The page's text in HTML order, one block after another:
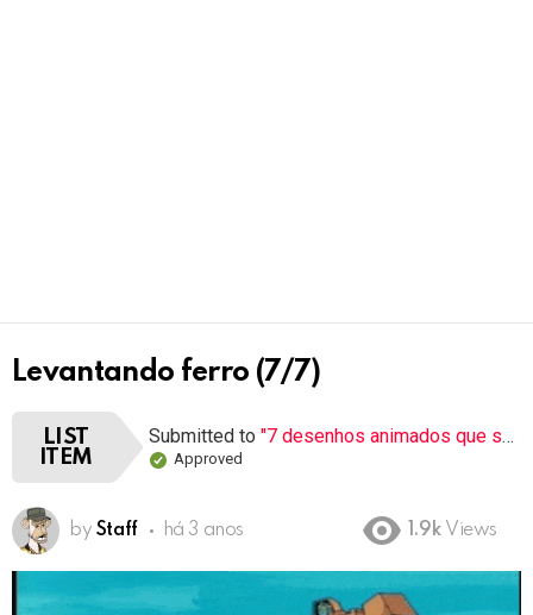
Levantando ferro (7/7)
LIST
ITEM
Submitted to "7 desenhos animados que sua mãe não deveria deixar você ver"
Approved
by Staff há 3 anos 1.9k Views